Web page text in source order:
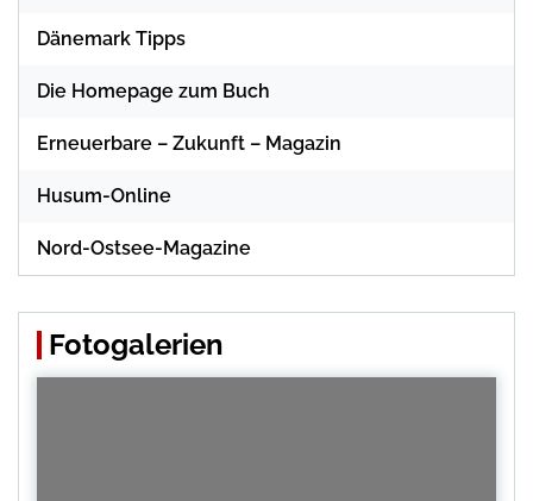
Dänemark Tipps
Die Homepage zum Buch
Erneuerbare – Zukunft – Magazin
Husum-Online
Nord-Ostsee-Magazine
Fotogalerien